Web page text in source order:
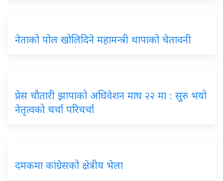
नेताको पोल खोलिदिने महामन्त्री थापाको चेतावनी
प्रेस चौतारी झापाको अधिवेशन माघ २२ मा : सुरु भयो
नेतृत्वको चर्चा परिचर्चा
दमकमा कांग्रेसको क्षेत्रीय भेला